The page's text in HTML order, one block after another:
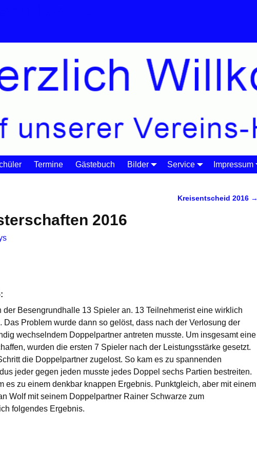
Termine Gästebuch Bilder Service Impressum
Kreisentscheid 2016 →
2016
Besengrundhalle 13 Spieler an. 13 Teilnehmerist eine wirklich
Problem wurde dann so gelöst, dass nach der Verlosung der
wechselndem Doppelpartner antreten musste. Um insgesamt eine
wurden die ersten 7 Spieler nach der Leistungsstärke gesetzt.
die Doppelpartner zugelost. So kam es zu spannenden
jeder gegen jeden musste jedes Doppel sechs Partien bestreiten.
es zu einem denkbar knappen Ergebnis. Punktgleich, aber mit einem
Wolf mit seinem Doppelpartner Rainer Schwarze zum
folgendes Ergebnis.